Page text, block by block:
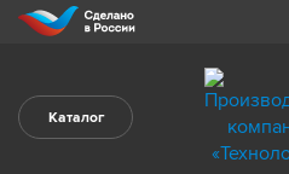
Каталог